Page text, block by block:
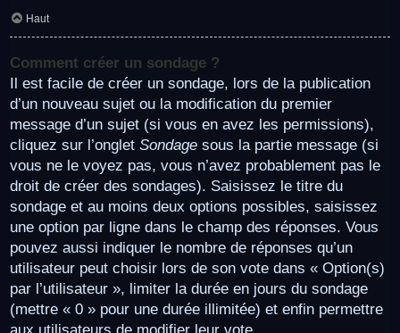
Haut
Comment créer un sondage ?
Il est facile de créer un sondage, lors de la publication
d’un nouveau sujet ou la modification du premier
message d’un sujet (si vous en avez les permissions),
cliquez sur l’onglet Sondage sous la partie message (si
vous ne le voyez pas, vous n’avez probablement pas le
droit de créer des sondages). Saisissez le titre du
sondage et au moins deux options possibles, saisissez
une option par ligne dans le champ des réponses. Vous
pouvez aussi indiquer le nombre de réponses qu’un
utilisateur peut choisir lors de son vote dans « Option(s)
par l’utilisateur », limiter la durée en jours du sondage
(mettre « 0 » pour une durée illimitée) et enfin permettre